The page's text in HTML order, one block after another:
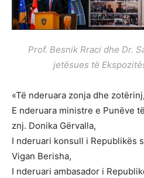
Prof. Besnik Rraci dhe Dr.
jetësues të
«Të nderuara zonja dhe zotërinj,
E nderuara ministre e Punëve
znj. Donika Gërvalla,
I nderuari konsull i Republikës
Vigan Berisha,
I nderuari ambasador i